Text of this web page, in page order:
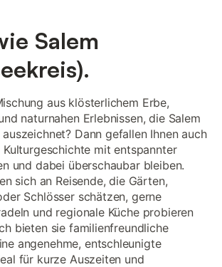
Salem
aus klösterlichem Erbe,
naturnahen Erlebnissen, die Salem
Dann gefallen Ihnen auch
mit entspannter
und dabei überschaubar bleiben.
sich an Reisende, die Gärten,
Schlösser schätzen, gerne
und regionale Küche probieren
bieten sie familienfreundliche
angenehme, entschleunigte
für kurze Auszeiten und